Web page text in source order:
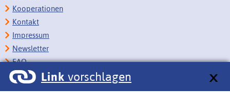
Link vorschlagen
Kooperationen
Kontakt
Impressum
Newsletter
FAQ
Copyright